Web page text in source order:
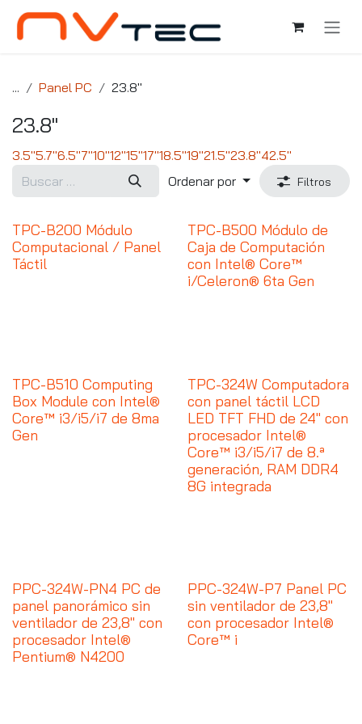
Ir al contenido
... Panel PC 23.8"
23.8"
3.5"5.7"6.5"7"10"12"15"17"18.5"19"21.5"23.8"42.5"
Ordenar por
Filtros
TPC-B200 Módulo
Computacional / Panel
Táctil
TPC-B500 Módulo de
Caja de Computación
con Intel® Core™
i/Celeron® 6ta Gen
TPC-B510 Computing
Box Module con Intel®
Core™ i3/i5/i7 de 8ma
Gen
TPC-324W Computadora
con panel táctil LCD
LED TFT FHD de 24" con
procesador Intel®
Core™ i3/i5/i7 de 8.ª
generación, RAM DDR4
8G integrada
PPC-324W-PN4 PC de
panel panorámico sin
ventilador de 23,8" con
procesador Intel®
Pentium® N4200
PPC-324W-P7 Panel PC
sin ventilador de 23,8"
con procesador Intel®
Core™ i